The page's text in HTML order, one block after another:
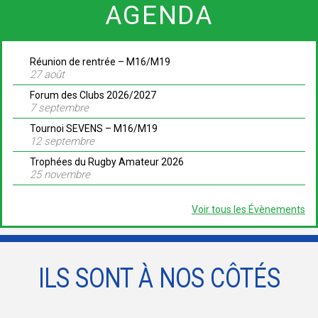
AGENDA
Réunion de rentrée – M16/M19
27 août
Forum des Clubs 2026/2027
7 septembre
Tournoi SEVENS – M16/M19
12 septembre
Trophées du Rugby Amateur 2026
25 novembre
Voir tous les Évènements
ILS SONT À NOS CÔTÉS